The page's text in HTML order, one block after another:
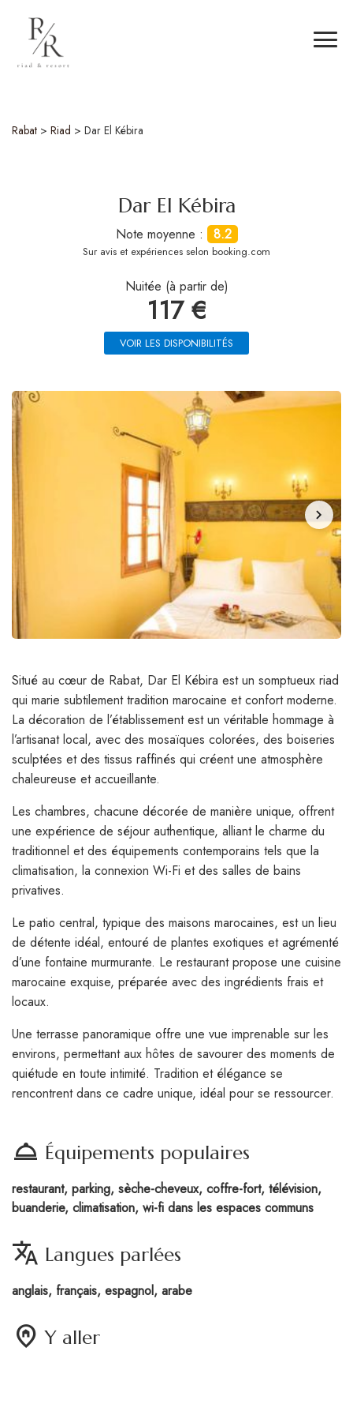
Rabat > Riad > Dar El Kébira
Dar El Kébira
Note moyenne : 8.2
Sur avis et expériences selon booking.com
Nuitée (à partir de)
117 €
VOIR LES DISPONIBILITÉS
chevron_right
Situé au cœur de Rabat, Dar El Kébira est un somptueux riad
qui marie subtilement tradition marocaine et confort moderne.
La décoration de l’établissement est un véritable hommage à
l’artisanat local, avec des mosaïques colorées, des boiseries
sculptées et des tissus raffinés qui créent une atmosphère
chaleureuse et accueillante.
Les chambres, chacune décorée de manière unique, offrent
une expérience de séjour authentique, alliant le charme du
traditionnel et des équipements contemporains tels que la
climatisation, la connexion Wi-Fi et des salles de bains
privatives.
Le patio central, typique des maisons marocaines, est un lieu
de détente idéal, entouré de plantes exotiques et agrémenté
d’une fontaine murmurante. Le restaurant propose une cuisine
marocaine exquise, préparée avec des ingrédients frais et
locaux.
Une terrasse panoramique offre une vue imprenable sur les
environs, permettant aux hôtes de savourer des moments de
quiétude en toute intimité. Tradition et élégance se
rencontrent dans ce cadre unique, idéal pour se ressourcer.
room_service Équipements populaires
restaurant, parking, sèche-cheveux, coffre-fort, télévision,
buanderie, climatisation, wi-fi dans les espaces communs
translate Langues parlées
anglais, français, espagnol, arabe
home_pin Y aller